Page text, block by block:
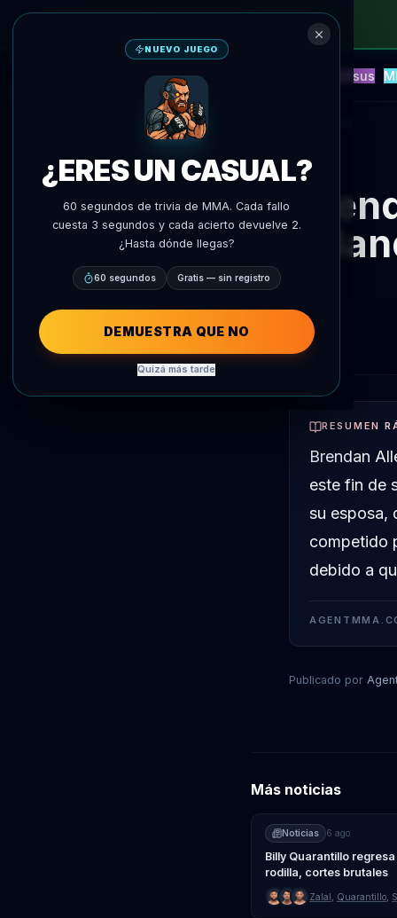
Predicciones IA Blitz Versus
RESUMEN
Brendan
este fin de
su esposa,
competido
debido a
Publicado por
Más noticias
Noticias 6 ago
Billy Quarantillo
rodilla, cortes brutales
Zalal Quarantillo,
NUEVO JUEGO
¿ERES UN CASUAL?
60 segundos de trivia de MMA. Cada fallo
cuesta 3 segundos y cada acierto devuelve 2.
¿Hasta dónde llegas?
60 segundos Gratis — sin registro
DEMUESTRA QUE NO
Quizá más tarde